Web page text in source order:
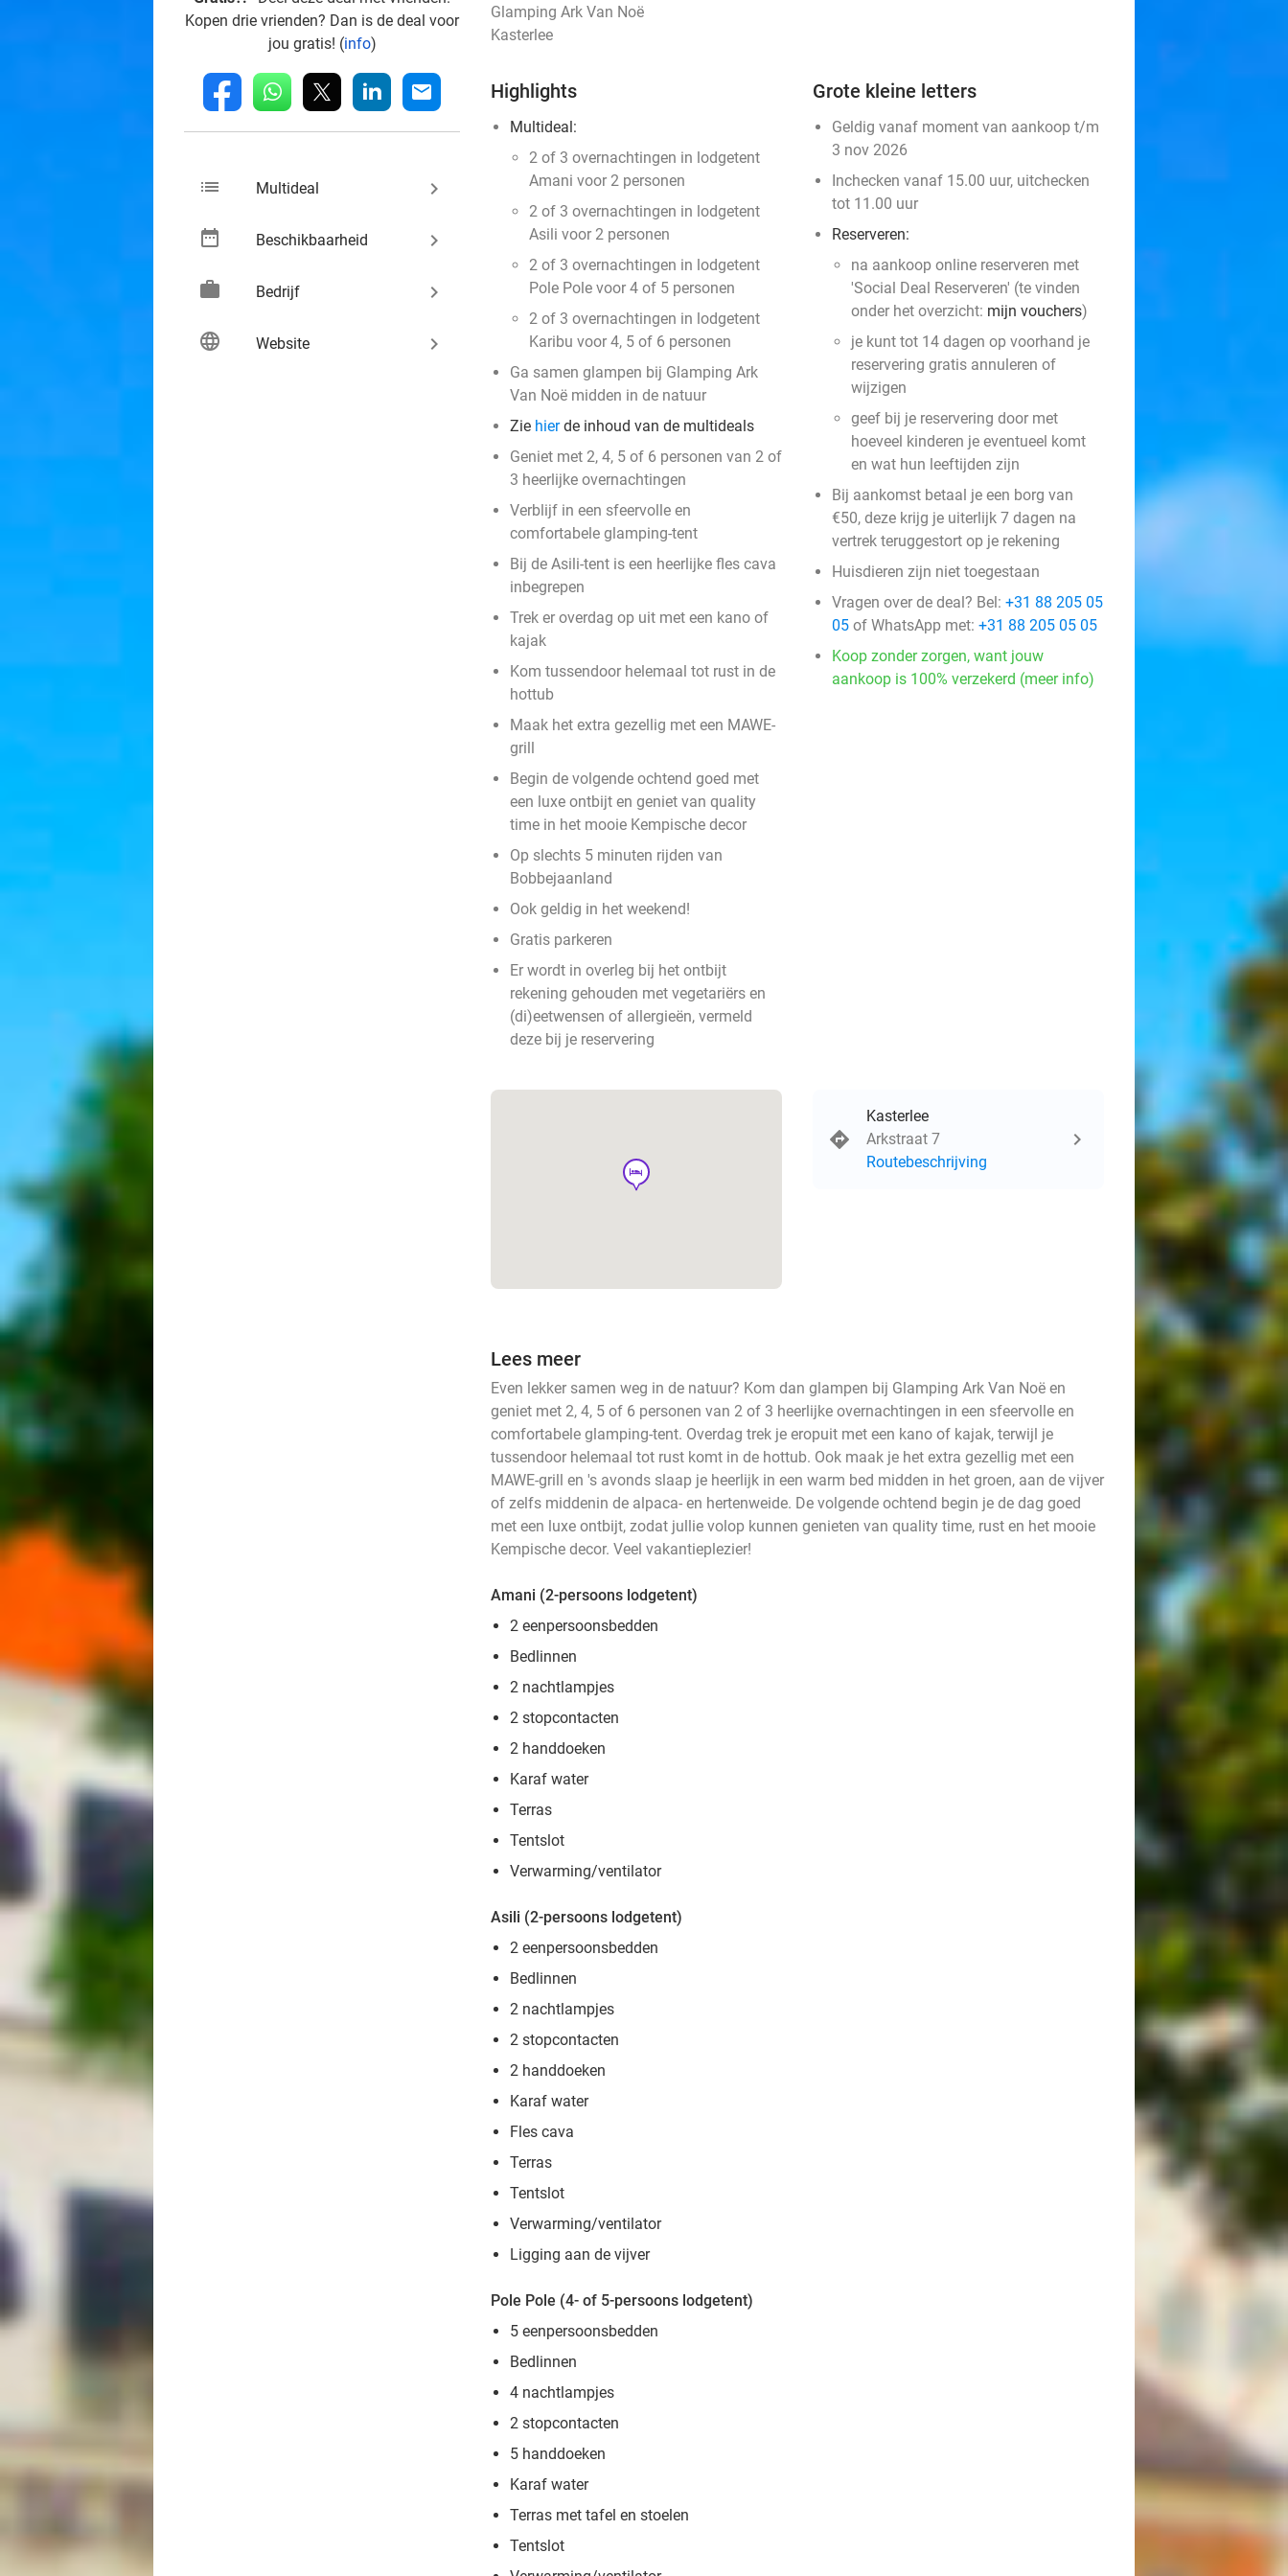
Kopen drie vrienden? Dan is de deal voor
jou gratis! (info)
fb whatsapp linkedin mail
list Multideal keyboard_arrow_right
date_range Beschikbaarheid keyboard_arrow_right
work Bedrijf keyboard_arrow_right
language Website keyboard_arrow_right
Glamping Ark Van Noë
Kasterlee
Highlights
Multideal:
2 of 3 overnachtingen in lodgetent
Amani voor 2 personen
2 of 3 overnachtingen in lodgetent
Asili voor 2 personen
2 of 3 overnachtingen in lodgetent
Pole Pole voor 4 of 5 personen
2 of 3 overnachtingen in lodgetent
Karibu voor 4, 5 of 6 personen
Ga samen glampen bij Glamping Ark
Van Noë midden in de natuur
Zie hierde inhoud van de multideals
Geniet met 2, 4, 5 of 6 personen van 2 of
3 heerlijke overnachtingen
Verblijf in een sfeervolle en
comfortabele glamping-tent
Bij de Asili-tent is een heerlijke fles cava
inbegrepen
Trek er overdag op uit met een kano of
kajak
Kom tussendoor helemaal tot rust in de
hottub
Maak het extra gezellig met een MAWE-
grill
Begin de volgende ochtend goed met
een luxe ontbijt en geniet van quality
time in het mooie Kempische decor
Op slechts 5 minuten rijden van
Bobbejaanland
Ook geldig in het weekend!
Gratis parkeren
Er wordt in overleg bij het ontbijt
rekening gehouden met vegetariërs en
(di)eetwensen of allergieën, vermeld
deze bij je reservering
Grote kleine letters
Geldig vanaf moment van aankoop t/m
3 nov 2026
Inchecken vanaf 15.00 uur, uitchecken
tot 11.00 uur
Reserveren:
na aankoop online reserveren met
'Social Deal Reserveren' (te vinden
onder het overzicht: mijn vouchers)
je kunt tot 14 dagen op voorhand je
reservering gratis annuleren of
wijzigen
geef bij je reservering door met
hoeveel kinderen je eventueel komt
en wat hun leeftijden zijn
Bij aankomst betaal je een borg van
€50, deze krijg je uiterlijk 7 dagen na
vertrek teruggestort op je rekening
Huisdieren zijn niet toegestaan
Vragen over de deal? Bel: +31 88 205 05
05 of WhatsApp met: +31 88 205 05 05
Koop zonder zorgen, want jouw
aankoop is 100% verzekerd (meer info)
hotel
Kasterlee
Arkstraat 7
Routebeschrijving
Lees meer
Even lekker samen weg in de natuur? Kom dan glampen bij Glamping Ark Van Noë en
geniet met 2, 4, 5 of 6 personen van 2 of 3 heerlijke overnachtingen in een sfeervolle en
comfortabele glamping-tent. Overdag trek je eropuit met een kano of kajak, terwijl je
tussendoor helemaal tot rust komt in de hottub. Ook maak je het extra gezellig met een
MAWE-grill en 's avonds slaap je heerlijk in een warm bed midden in het groen, aan de vijver
of zelfs middenin de alpaca- en hertenweide. De volgende ochtend begin je de dag goed
met een luxe ontbijt, zodat jullie volop kunnen genieten van quality time, rust en het mooie
Kempische decor. Veel vakantieplezier!
Amani (2-persoons lodgetent)
2 eenpersoonsbedden
Bedlinnen
2 nachtlampjes
2 stopcontacten
2 handdoeken
Karaf water
Terras
Tentslot
Verwarming/ventilator
Asili (2-persoons lodgetent)
2 eenpersoonsbedden
Bedlinnen
2 nachtlampjes
2 stopcontacten
2 handdoeken
Karaf water
Fles cava
Terras
Tentslot
Verwarming/ventilator
Ligging aan de vijver
Pole Pole (4- of 5-persoons lodgetent)
5 eenpersoonsbedden
Bedlinnen
4 nachtlampjes
2 stopcontacten
5 handdoeken
Karaf water
Terras met tafel en stoelen
Tentslot